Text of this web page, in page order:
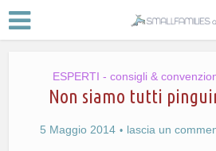
ESPERTI - consigli &
Non siamo tutti
5 Maggio 2014 lascia un